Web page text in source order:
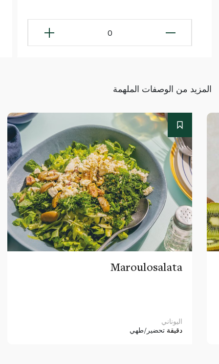
0
المزيد من الوصفات الملهمة
Maroulosalata
اليوناني
دقيقة تحضير/طهي